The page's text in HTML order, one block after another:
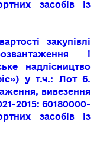
засобів із
закупівлі
і
надлісництво
у т.ч.: Лот 6.
вивезення
2015: 60180000-
засобів із